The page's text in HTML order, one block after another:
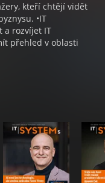
kteří chtějí vidět
•IT
a rozvíjet IT
přehled v oblasti